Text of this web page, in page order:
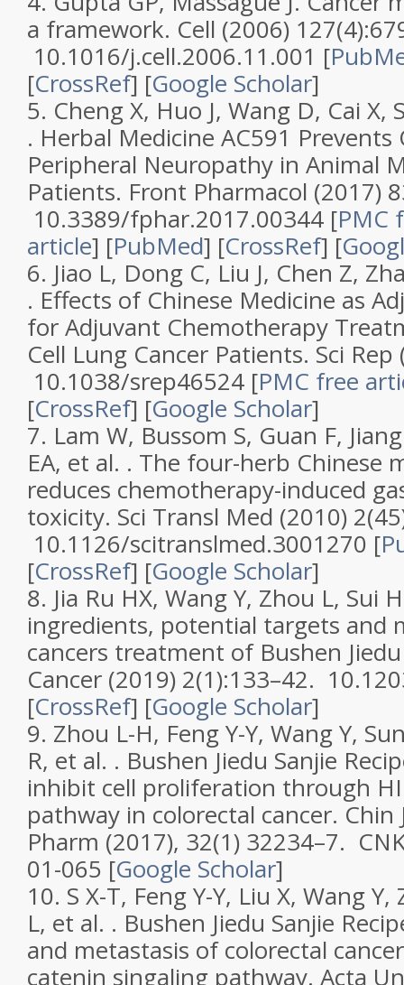
a framework. Cell (2006) 127(4
10.1016/j.cell.2006.11.001 [
[CrossRef] [Google Scholar]
5. Cheng X, Huo J, Wang D, Cai X,
. Herbal Medicine AC591
Peripheral Neuropathy in Animal
Patients. Front Pharmacol (2017)
10.3389/fphar.2017.00344 [PMC
article] [PubMed] [CrossRef] [
6. Jiao L, Dong C, Liu J, Chen Z,
. Effects of Chinese Medicine as
for Adjuvant Chemotherapy
Cell Lung Cancer Patients. Sci Rep
10.1038/srep46524 [PMC free
[CrossRef] [Google Scholar]
7. Lam W, Bussom S, Guan F,
EA, et al. . The four-herb Chinese
reduces chemotherapy-induced
toxicity. Sci Transl Med (2010) 2(45
10.1126/scitranslmed.3001270 [
[CrossRef] [Google Scholar]
8. Jia Ru HX, Wang Y, Zhou L, Sui
ingredients, potential targets and
cancers treatment of Bushen
Cancer (2019) 2(1):133–42.
[CrossRef] [Google Scholar]
9. Zhou L-H, Feng Y-Y, Wang Y,
R, et al. . Bushen Jiedu Sanjie
inhibit cell proliferation through
pathway in colorectal cancer. Chin
Pharm (2017), 32(1) 32234–7.
01-065 [Google Scholar]
10. S X-T, Feng Y-Y, Liu X, Wang
L, et al. . Bushen Jiedu Sanjie
and metastasis of colorectal
catenin singaling pathway. Acta